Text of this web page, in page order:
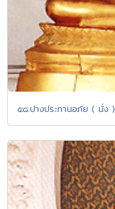
๕๘.ปางประทานอภัย ( นั่ง )